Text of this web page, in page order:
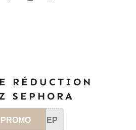
RÉDUCTION
SEPHORA
SEP